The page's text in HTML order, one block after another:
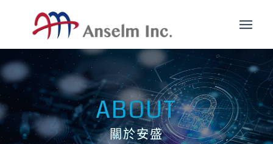
ABOUT
關於安盛